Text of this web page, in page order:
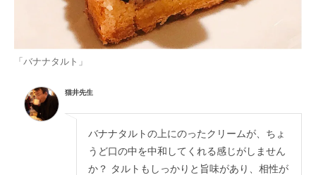
「バナナタルト」
猫井先生
バナナタルトの上にのったクリームが、ちょ
うど口の中を中和してくれる感じがしません
か？ タルトもしっかりと旨味があり、相性が